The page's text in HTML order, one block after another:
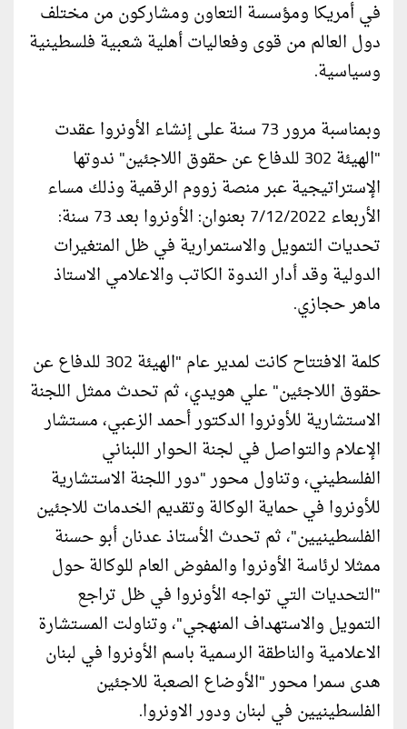
في أمريكا ومؤسسة التعاون ومشاركون من مختلف
دول العالم من قوى وفعاليات أهلية شعبية فلسطينية
وسياسية.
وبمناسبة مرور 73 سنة على إنشاء الأونروا عقدت
"الهيئة 302 للدفاع عن حقوق اللاجئين" ندوتها
الإستراتيجية عبر منصة زووم الرقمية وذلك مساء
الأربعاء 7/12/2022 بعنوان: الأونروا بعد 73 سنة:
تحديات التمويل والاستمرارية في ظل المتغيرات
الدولية وقد أدار الندوة الكاتب والاعلامي الاستاذ
ماهر حجازي.
كلمة الافتتاح كانت لمدير عام "الهيئة 302 للدفاع عن
حقوق اللاجئين" علي هويدي، ثم تحدث ممثل اللجنة
الاستشارية للأونروا الدكتور أحمد الزعبي، مستشار
الإعلام والتواصل في لجنة الحوار اللبناني
الفلسطيني، وتناول محور "دور اللجنة الاستشارية
للأونروا في حماية الوكالة وتقديم الخدمات للاجئين
الفلسطينيين"، ثم تحدث الأستاذ عدنان أبو حسنة
ممثلا لرئاسة الأونروا والمفوض العام للوكالة حول
"التحديات التي تواجه الأونروا في ظل تراجع
التمويل والاستهداف المنهجي"، وتناولت المستشارة
الاعلامية والناطقة الرسمية باسم الأونروا في لبنان
هدى سمرا محور "الأوضاع الصعبة للاجئين
الفلسطينيين في لبنان ودور الاونروا.